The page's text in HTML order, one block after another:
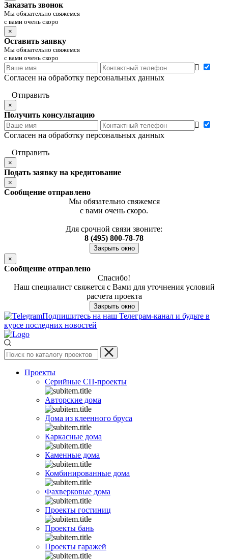
Заказать звонок
Мы обязательно свяжемся
с вами очень скоро
×
Оставить заявку
Мы обязательно свяжемся
с вами очень скоро
Согласен на обработку персональных данных
Отправить
×
Получить консультацию
Согласен на обработку персональных данных
Отправить
×
Подать заявку на кредитование
×
Сообщение отправлено
Мы обязательно свяжемся
с вами очень скоро.
Для срочной связи звоните:
8 (495) 800-78-78
Закрыть окно
×
Сообщение отправлено
Спасибо!
Наш специалист свяжется с Вами для уточнения условий
расчета проекта
Закрыть окно
Подпишитесь на наш Телеграм-канал и будьте в
курсе последних новостей
Проекты
Серийные СП-проекты
Авторские дома
Дома из клеенного бруса
Каркасные дома
Каменные дома
Комбинированные дома
Фахверковые дома
Проекты гостиниц
Проекты бань
Проекты гаражей